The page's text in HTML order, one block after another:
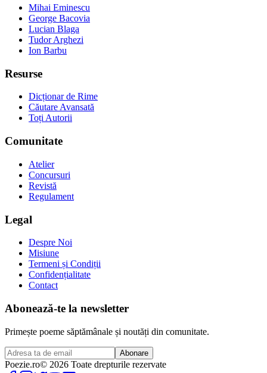
Mihai Eminescu
George Bacovia
Lucian Blaga
Tudor Arghezi
Ion Barbu
Resurse
Dicționar de Rime
Căutare Avansată
Toți Autorii
Comunitate
Atelier
Concursuri
Revistă
Regulament
Legal
Despre Noi
Misiune
Termeni și Condiții
Confidențialitate
Contact
Abonează-te la newsletter
Primește poeme săptămânale și noutăți din comunitate.
Abonare
Poezie.ro© 2026 Toate drepturile rezervate